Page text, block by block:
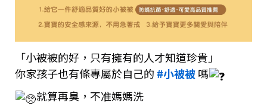
「小被被的好，只有擁有的人才知道珍貴」
你家孩子也有條專屬於自己的 #小被被嗎
就算再臭，不准媽媽洗